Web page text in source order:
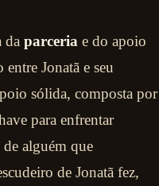
da parceria e do apoio
Jonatã e seu
sólida, composta por
para enfrentar
alguém que
de Jonatã fez,